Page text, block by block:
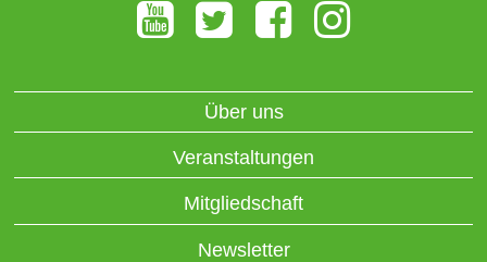
Über uns
Veranstaltungen
Mitgliedschaft
Newsletter